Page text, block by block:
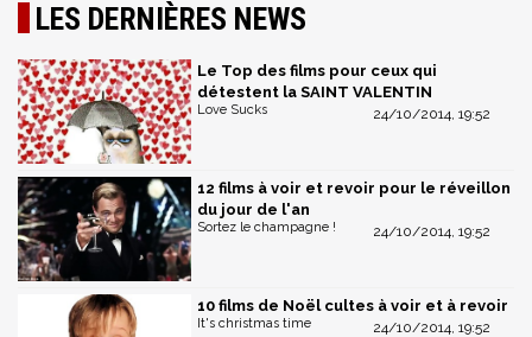
LES DERNIÈRES NEWS
Le Top des films pour ceux qui
détestent la SAINT VALENTIN
24/10/2014, 19:52
Love Sucks
12 films à voir et revoir pour le réveillon
du jour de l'an
24/10/2014, 19:52
Sortez le champagne !
10 films de Noël cultes à voir et à revoir
24/10/2014, 19:52
It's christmas time